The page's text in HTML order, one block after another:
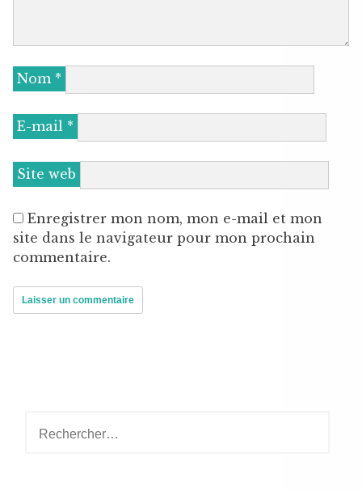
Nom *
E-mail *
Site web
Enregistrer mon nom, mon e-mail et mon
site dans le navigateur pour mon prochain
commentaire.